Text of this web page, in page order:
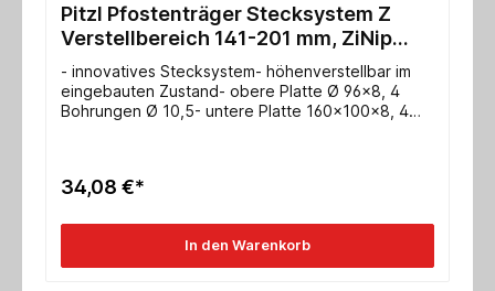
Pitzl Pfostenträger Stecksystem Z
Verstellbereich 141-201 mm, ZiNip
Einzelabnahme
- innovatives Stecksystem- höhenverstellbar im
eingebauten Zustand- obere Platte Ø 96x8, 4
Bohrungen Ø 10,5- untere Platte 160x100x8, 4
Tragfähigkeit Druck/Zug für Holz 152,0 / 50,0 kN-
34,08 €*
In den Warenkorb